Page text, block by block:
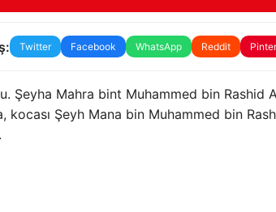
Twitter Facebook WhatsApp Reddit
Şeyha Mahra bint Muhammed bin Rashid
kocası Şeyh Mana bin Muhammed bin